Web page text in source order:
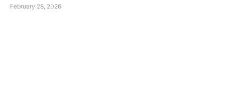
February 28, 2026